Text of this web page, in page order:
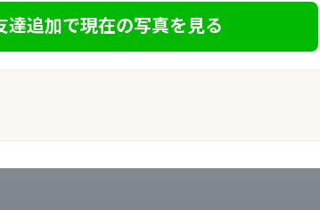
達追加で現在の写真を見る